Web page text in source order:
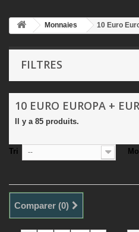
Monnaies 10 Euro
FILTRES
10 EURO EUROPA +
Il y a 85 produits.
Tri --
Comparer (0)